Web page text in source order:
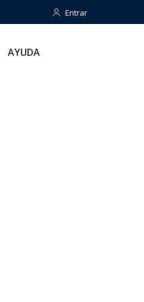
Entrar
Entrar
AYUDA